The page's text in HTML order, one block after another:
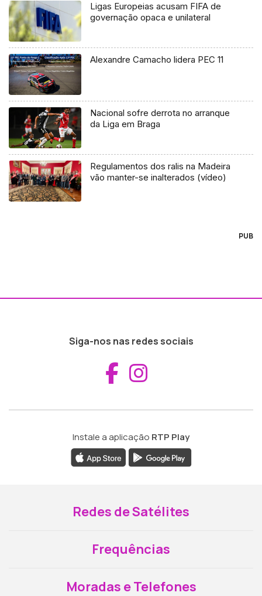
Ligas Europeias acusam FIFA de
governação opaca e unilateral
Alexandre Camacho lidera PEC 11
Nacional sofre derrota no arranque
da Liga em Braga
Regulamentos dos ralis na Madeira
vão manter-se inalterados (vídeo)
PUB
Siga-nos nas redes sociais
Aceder ao
Instale a aplicação RTP Play
Redes de Satélites
Frequências
Moradas e Telefones